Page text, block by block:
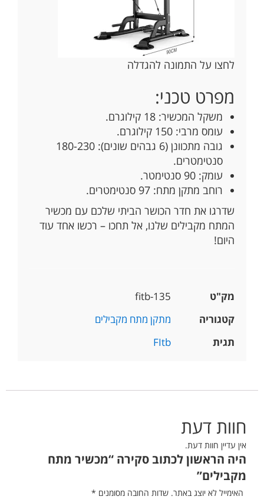
לחצו על התמונה להגדלה
מפרט טכני:
משקל המכשיר: 18 קילוגרם.
עומס מרבי: 150 קילוגרם.
גובה מתכוונן (6 גבהים שונים): 180-230
סנטימטרים.
עומק: 90 סנטימטר.
רוחב מתקן מתח: 97 סנטימטרים.
שדרגו את חדר הכושר הביתי שלכם עם מכשיר
המתח מקבילים שלנו, אל תחכו – רכשו אחד עוד
היום!
מק"ט
fitb-135
קטגוריה
מתקן מתח מקבילים
תגית
FItb
חוות דעת
אין עדיין חוות דעת.
היה הראשון לכתוב סקירה “מכשיר מתח
מקבילים”
האימייל לא יוצג באתר. שדות החובה מסומנים *